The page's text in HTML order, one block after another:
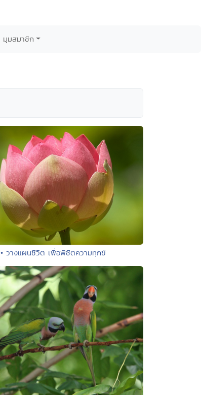
มุมสมาชิก
• วางแผนชีวิต เพื่อพิชิตความทุกข์